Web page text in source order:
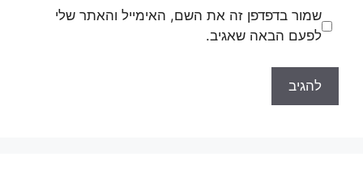
שמור בדפדפן זה את השם, האימייל והאתר שלי
לפעם הבאה שאגיב.